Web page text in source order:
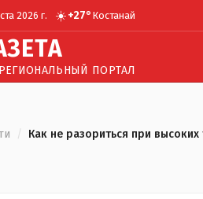
2026 г. ☀️+27° Костанай
ПОРТАЛ
/ Как не разориться при